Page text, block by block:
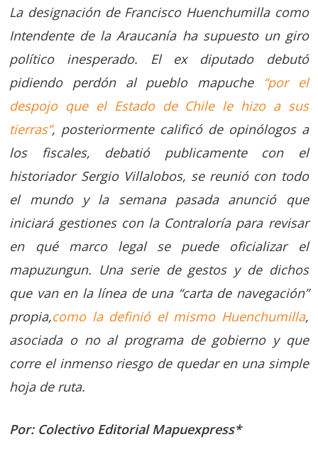
La designación de Francisco Huenchumilla como
Intendente de la Araucanía ha supuesto un giro
político inesperado. El ex diputado debutó
pidiendo perdón al pueblo mapuche “por el
despojo que el Estado de Chile le hizo a sus
tierras”, posteriormente calificó de opinólogos a
los fiscales, debatió publicamente con el
historiador Sergio Villalobos, se reunió con todo
el mundo y la semana pasada anunció que
iniciará gestiones con la Contraloría para revisar
en qué marco legal se puede oficializar el
mapuzungun. Una serie de gestos y de dichos
que van en la línea de una “carta de navegación”
propia,como la definió el mismo Huenchumilla,
asociada o no al programa de gobierno y que
corre el inmenso riesgo de quedar en una simple
hoja de ruta.
Por: Colectivo Editorial Mapuexpress*